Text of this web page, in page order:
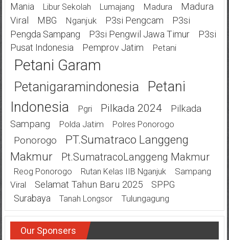
Mania
Libur Sekolah Lumajang Madura
Madura
Viral
MBG Nganjuk P3si Pengcam
P3si
Pengda Sampang
P3si Pengwil Jawa Timur
P3si
Pusat Indonesia
Pemprov Jatim Petani
Petani Garam
Petanigaramindonesia
Petani
Indonesia
Pgri Pilkada 2024
Pilkada
Sampang
Polda Jatim Polres Ponorogo
Ponorogo
PT.Sumatraco Langgeng
Makmur
Pt.SumatracoLanggeng Makmur
Reog Ponorogo Rutan Kelas IIB Nganjuk
Sampang
Viral
Selamat Tahun Baru 2025
SPPG
Surabaya
Tanah Longsor Tulungagung
Our Sponsers